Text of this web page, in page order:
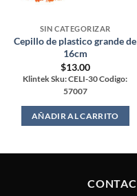
SIN CATEGORIZAR
Cepillo de plastico grande de
16cm
$13.00
Klintek Sku: CELI-30 Codigo:
57007
AÑADIR AL CARRITO